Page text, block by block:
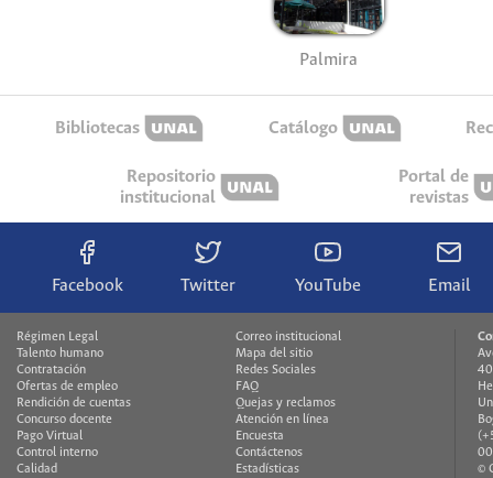
Palmira
Bibliotecas Catálogo
Repositorio
institucional
Portal de
revistas
Facebook Twitter YouTube Email
Régimen Legal
Talento humano
Contratación
Ofertas de empleo
Rendición de cuentas
Concurso docente
Pago Virtual
Control interno
Calidad
Correo institucional
Mapa del sitio
Redes Sociales
FAQ
Quejas y reclamos
Atención en línea
Encuesta
Contáctenos
Estadísticas
©